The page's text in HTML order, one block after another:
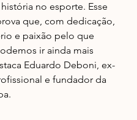
no esporte. Esse
que, com dedicação,
e paixão pelo que
ir ainda mais
Eduardo Deboni, ex-
e fundador da